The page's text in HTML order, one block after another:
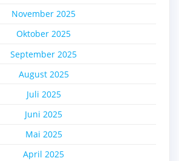
November 2025
Oktober 2025
September 2025
August 2025
Juli 2025
Juni 2025
Mai 2025
April 2025